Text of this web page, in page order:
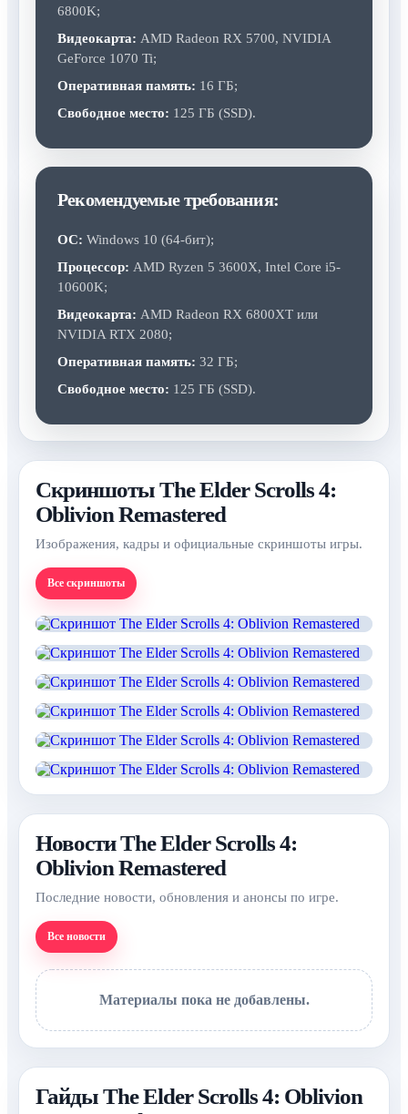
6800K;
Видеокарта: AMD Radeon RX 5700, NVIDIA
GeForce 1070 Ti;
Оперативная память: 16 ГБ;
Свободное место: 125 ГБ (SSD).
Рекомендуемые требования:
ОС: Windows 10 (64-бит);
Процессор: AMD Ryzen 5 3600X, Intel Core i5-
10600K;
Видеокарта: AMD Radeon RX 6800XT или
NVIDIA RTX 2080;
Оперативная память: 32 ГБ;
Свободное место: 125 ГБ (SSD).
Скриншоты The Elder Scrolls 4:
Oblivion Remastered
Изображения, кадры и официальные скриншоты игры.
Все скриншоты
Новости The Elder Scrolls 4:
Oblivion Remastered
Последние новости, обновления и анонсы по игре.
Все новости
Материалы пока не добавлены.
Гайды The Elder Scrolls 4: Oblivion